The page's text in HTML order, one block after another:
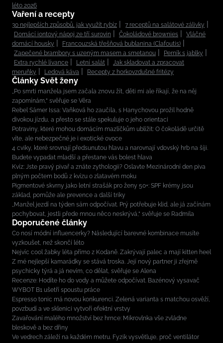
léto 2026
Vaření a recepty
30 nejlepších způsobů, jak využít rybíz
7 receptů na salátové zálivky
Domácí iontový nápoj ze tří surovin
Čokoládové brownies
Vláčné
domácí housky
Francouzská třešňová bublanina (Clafoutis)
Zapečené brambory s uzeným masem a smetanou
Perník s jablky
Extra rychlé lívance
Letní salát
Jak skladovat a zpracovat
meruňky
Ledová káva Recepty z horkovzdušné fritézy
Články Svět ženy
„Po smrti manžela jsem začala znovu žít, děti mi ale říkají, že na něj
zapomínám,“ svěřuje se Věra
Rebel Sámer Issa: Vaňková ho zaučila, s Hanychovou prožil hodně
divokou jízdu, a přesto se stále spekuluje o jeho orientaci
Potraviny, které mohou domácím mazlíčkům ublížit: O čokoládě určitě
víte, ale nebezpečné je i exotické ovoce
4 cviky, které srovnají předsunutou hlavu a narovnají vdovský hrb na šíji.
Budete vypadat mladší a přestane vás bolest hlava
Kvíz: Jste pravý pivař a znáte zythologii? Oslavte Mezinárodní den piva
plným počtem bodů z kvízu o zlatavém moku
Pigmentové skvrny jako letní strašák pro ženy 50+: SPF krémy jsou
základ, pomůže ale prevence a další triky
„Manžel jezdí na týden sám odpočívat. Prý potřebuje klid, ale já začínám
pochybovat, jestli přede mnou něco neskrývá,“ svěřuje se Radmila
Doporučené články
Co nosí módní influencerky? Následující barevné kombinace musíte
vyzkoušet, než skončí léto
Nejvíc cool žabky léta přímo z Kodaně. Zakrývají palec a mají kitten heel
Z mé nejlepší kamarádky se stává troska. Její nový partner ji zřejmě
psychicky týrá a já nevím, co dělat, svěřuje se Alena
Recenze: Hodíte ho do vody a můžete odpočívat. Bazénový vysavač
WYBOT B1 ušetří spoustu práce
Espresso tonic má novou konkurenci. Zelená varianta s matchou osvěží,
povzbudí a ve sklenici vytvoří efektní vrstvy
Zavařování malého množství bez hrnce: Mikrovlnka vše zvládne
bleskově a bez dřiny
Ve vedrech záleží na každém metru. Fyzik vysvětluje, proč ventilátor